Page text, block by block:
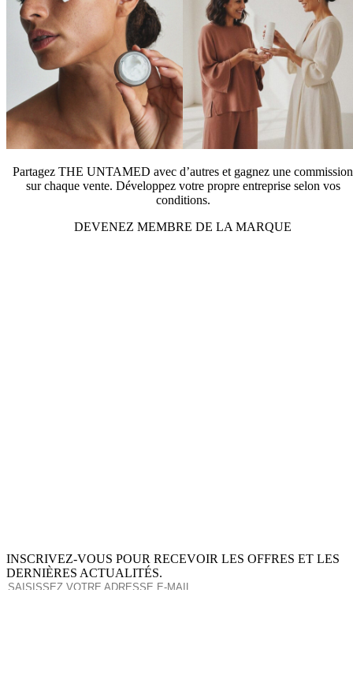
Partagez THE UNTAMED avec d’autres et gagnez une commission
sur chaque vente. Développez votre propre entreprise selon vos
conditions.
DEVENEZ MEMBRE DE LA MARQUE
INSCRIVEZ-VOUS POUR RECEVOIR LES OFFRES ET LES
DERNIÈRES ACTUALITÉS.